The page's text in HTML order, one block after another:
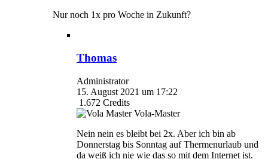
Nur noch 1x pro Woche in Zukunft?
Thomas
Administrator
15. August 2021 um 17:22
1.672 Credits
Vola-Master
Nein nein es bleibt bei 2x. Aber ich bin ab
Donnerstag bis Sonntag auf Thermenurlaub und
da weiß ich nie wie das so mit dem Internet ist.